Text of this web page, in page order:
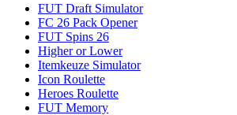
FUT Draft Simulator
FC 26 Pack Opener
FUT Spins 26
Higher or Lower
Itemkeuze Simulator
Icon Roulette
Heroes Roulette
FUT Memory